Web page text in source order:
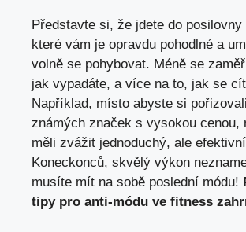
Představte si, že jdete do
které vám je opravdu pohodlné a
volně se pohybovat. Méně se
jak vypadáte, a více na to, jak se
Například, místo abyste si
známých značek s vysokou cenou,
měli zvážit jednoduchý, ale
Koneckonců, skvělý výkon
musíte mít na sobě poslední módu!
tipy pro anti-módu ve fitness